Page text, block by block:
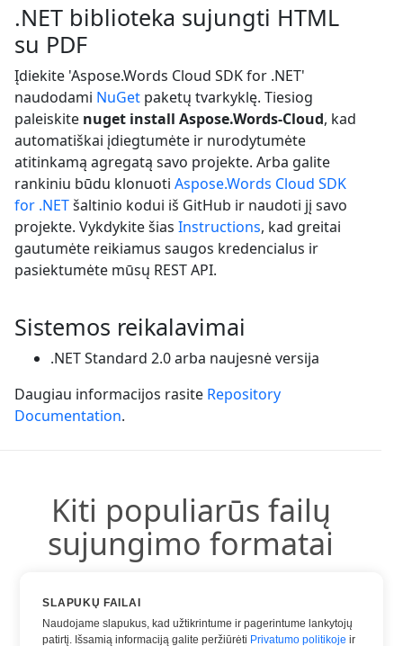
.NET biblioteka sujungti HTML
su PDF
Įdiekite 'Aspose.Words Cloud SDK for .NET'
naudodami NuGet paketų tvarkyklę. Tiesiog
paleiskite nuget install Aspose.Words-Cloud, kad
automatiškai įdiegtumėte ir nurodytumėte
atitinkamą agregatą savo projekte. Arba galite
rankiniu būdu klonuoti Aspose.Words Cloud SDK
for .NETšaltinio kodui iš GitHub ir naudoti jį savo
projekte. Vykdykite šias Instructions, kad greitai
gautumėte reikiamus saugos kredencialus ir
pasiektumėte mūsų REST API.
Sistemos reikalavimai
.NET Standard 2.0 arba naujesnė versija
Daugiau informacijos rasite Repository
Documentation.
Kiti populiarūs failų
sujungimo formatai
Galite naudoti kitus populiarius formatus:
SLAPUKŲ FAILAI
Naudojame slapukus, kad užtikrintume ir pagerintume lankytojų
patirtį. Išsamią informaciją galite peržiūrėti Privatumo politikoje ir